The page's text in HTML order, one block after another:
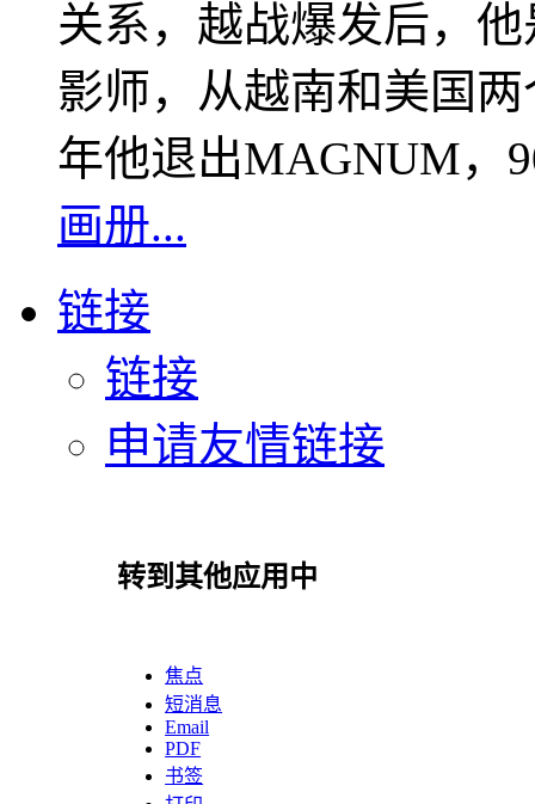
关系，越战爆发后，
影师，从越南和美国
年他退出MAGNUM，
画册...
链接
链接
申请友情链接
转到其他应用中
焦点
短消息
Email
PDF
书签